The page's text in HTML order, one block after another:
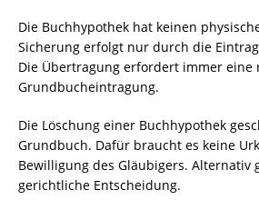
Die Buchhypothek hat keinen
Sicherung erfolgt nur durch die
Die Übertragung erfordert immer eine
Grundbucheintragung.
Die Löschung einer Buchhypothek
Grundbuch. Dafür braucht es keine
Bewilligung des Gläubigers. Alternativ
gerichtliche Entscheidung.